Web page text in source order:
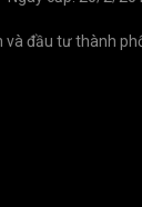
và đầu tư thành